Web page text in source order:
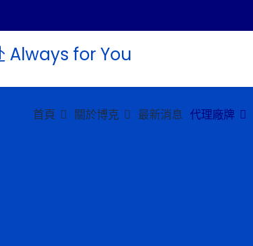
首頁 關於博克 最新消息 代理廠牌